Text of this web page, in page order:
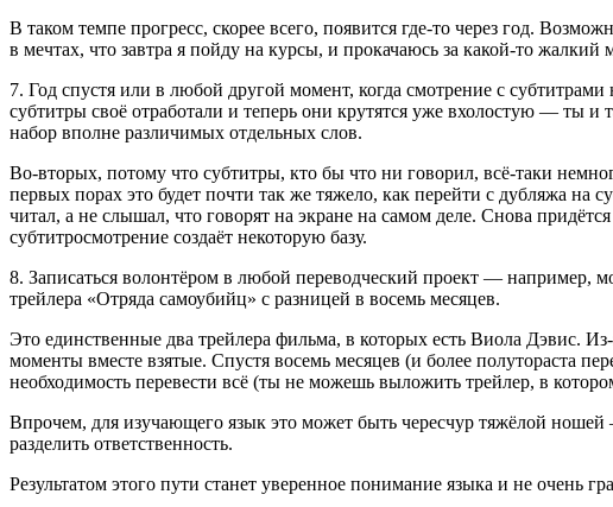
В таком темпе прогресс, скорее всего, появится где-то через год.
в мечтах, что завтра я пойду на курсы, и прокачаюсь за какой-то жалкий
7. Год спустя или в любой другой момент, когда смотрение с
субтитры своё отработали и теперь они крутятся уже вхолостую — ты
набор вполне различимых отдельных слов.
Во-вторых, потому что субтитры, кто бы что ни говорил, всё-таки
первых порах это будет почти так же тяжело, как перейти с дубляжа
читал, а не слышал, что говорят на экране на самом деле. Снова
субтитросмотрение создаёт некоторую базу.
8. Записаться волонтёром в любой переводческий проект — например,
трейлера «Отряда самоубийц» с разницей в восемь месяцев.
Это единственные два трейлера фильма, в которых есть Виола Дэвис.
моменты вместе взятые. Спустя восемь месяцев (и более полутораста
необходимость перевести всё (ты не можешь выложить трейлер, в
Впрочем, для изучающего язык это может быть чересчур тяжёлой
разделить ответственность.
Результатом этого пути станет уверенное понимание языка и не очень